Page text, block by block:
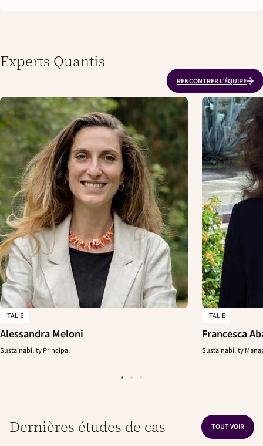
Experts Quantis
RENCONTRER L’ÉQUIPE
ITALIE
Alessandra Meloni
Sustainability Principal
ITALIE
Francesca
Sustainability
Dernières études de cas TOUT VOIR